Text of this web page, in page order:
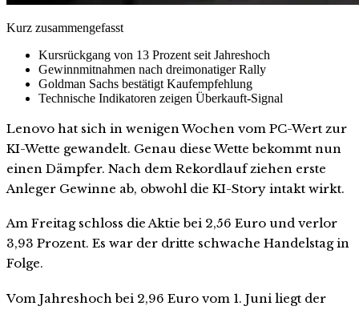
Kurz zusammengefasst
Kursrückgang von 13 Prozent seit Jahreshoch
Gewinnmitnahmen nach dreimonatiger Rally
Goldman Sachs bestätigt Kaufempfehlung
Technische Indikatoren zeigen Überkauft-Signal
Lenovo hat sich in wenigen Wochen vom PC-Wert zur
KI-Wette gewandelt. Genau diese Wette bekommt nun
einen Dämpfer. Nach dem Rekordlauf ziehen erste
Anleger Gewinne ab, obwohl die KI-Story intakt wirkt.
Am Freitag schloss die Aktie bei 2,56 Euro und verlor
3,93 Prozent. Es war der dritte schwache Handelstag in
Folge.
Vom Jahreshoch bei 2,96 Euro vom 1. Juni liegt der